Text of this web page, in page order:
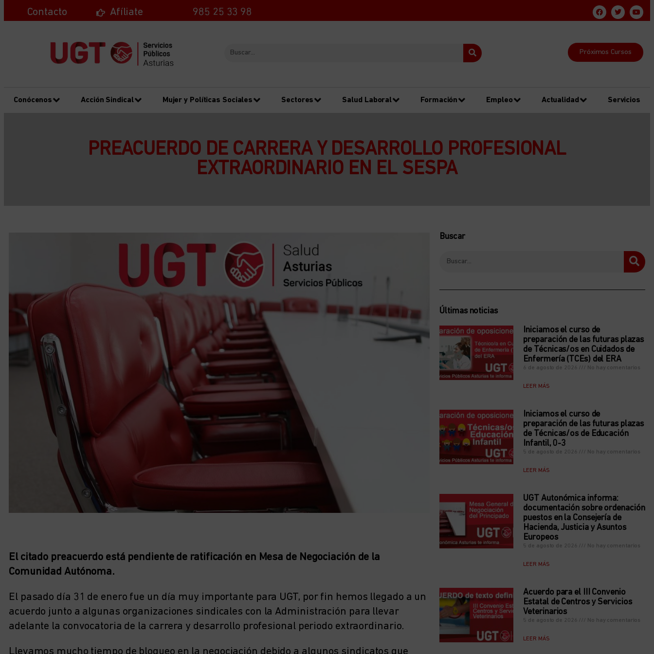
Contacto Afíliate 985 25 33 98
Próximos Cursos
Conócenos Acción Sindical Mujer y Políticas Sociales Sectores Salud Laboral Formación Empleo Actualidad Servicios
PREACUERDO DE CARRERA Y DESARROLLO PROFESIONAL
EXTRAORDINARIO EN EL SESPA
El citado preacuerdo está pendiente de ratificación en Mesa de Negociación de la
Comunidad Autónoma.
El pasado día 31 de enero fue un día muy importante para UGT, por fin hemos llegado a un
acuerdo junto a algunas organizaciones sindicales con la Administración para llevar
adelante la convocatoria de la carrera y desarrollo profesional periodo extraordinario.
Buscar
Últimas noticias
Iniciamos el curso de
preparación de las futuras plazas
de Técnicas/os en Cuidados de
Enfermería (TCEs) del ERA
6 de agosto de 2026 No hay comentarios
LEER MÁS
Iniciamos el curso de
preparación de las futuras plazas
de Técnicas/os de Educación
Infantil, 0-3
5 de agosto de 2026 No hay comentarios
LEER MÁS
UGT Autonómica informa:
documentación sobre ordenación
puestos en la Consejería de
Hacienda, Justicia y Asuntos
Europeos
5 de agosto de 2026 No hay comentarios
LEER MÁS
Acuerdo para el III Convenio
Estatal de Centros y Servicios
Veterinarios
5 de agosto de 2026 No hay comentarios
LEER MÁS